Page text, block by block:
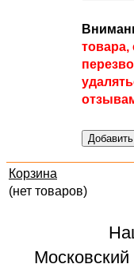
товара,
Корзина
(нет товаров)